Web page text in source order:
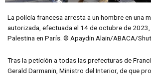
La policía francesa arresta a un hombre en una
autorizada, efectuada el 14 de octubre de
Palestina en París. © Apaydin Alain/ABACA/
Tras la petición a todas las prefecturas de
Gerald Darmanin, Ministro del Interior, de que